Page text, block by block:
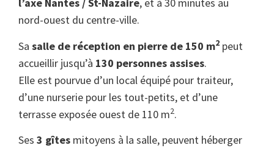
l’axe Nantes / St-Nazaire, et à 30 minutes au
nord-ouest du centre-ville.
Sa salle de réception en pierre de 150 m2 peut
accueillir jusqu’à 130 personnes assises.
Elle est pourvue d’un local équipé pour traiteur,
d’une nurserie pour les tout-petits, et d’une
terrasse exposée ouest de 110 m2.
Ses 3 gîtes mitoyens à la salle, peuvent héberger